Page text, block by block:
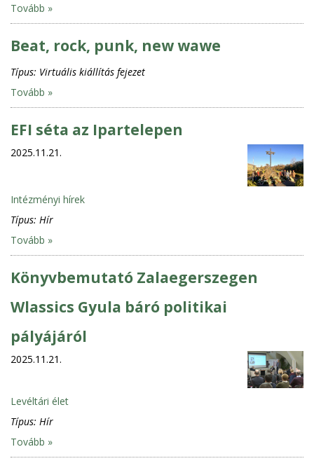
Tovább »
Beat, rock, punk, new wawe
Típus: Virtuális kiállítás fejezet
Tovább »
EFI séta az Ipartelepen
2025.11.21.
Intézményi hírek
Típus: Hír
Tovább »
Könyvbemutató Zalaegerszegen
Wlassics Gyula báró politikai
pályájáról
2025.11.21.
Levéltári élet
Típus: Hír
Tovább »